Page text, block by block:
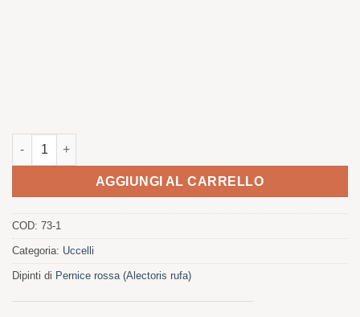
Pernice in agosto quantità
AGGIUNGI AL CARRELLO
COD: 73-1
Categoria: Uccelli
Dipinti di Pernice rossa (Alectoris rufa)